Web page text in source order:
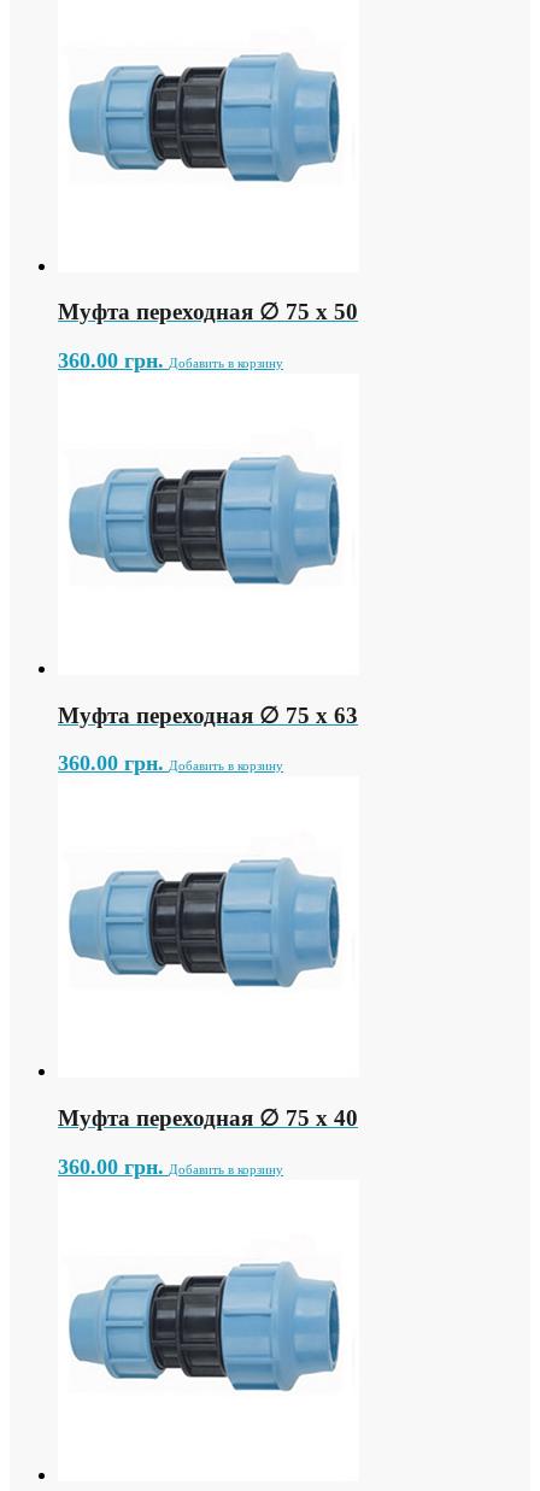
Муфта переходная ∅ 75 х 50
360.00 грн. Добавить в корзину
Муфта переходная ∅ 75 х 63
360.00 грн. Добавить в корзину
Муфта переходная ∅ 75 х 40
360.00 грн. Добавить в корзину